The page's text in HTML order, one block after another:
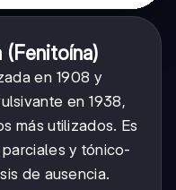
(Fenitoína)
en 1908 y
en 1938,
más utilizados. Es
y tónico-
de ausencia.